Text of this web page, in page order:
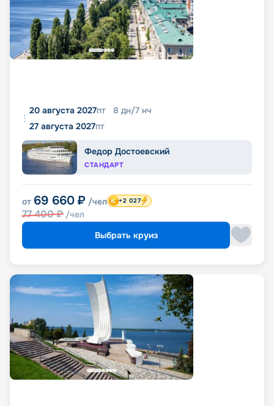
20 августа 2027пт 8 дн/7 нч
27 августа 2027пт
Федор Достоевский
СТАНДАРТ
от 69 660 ₽ /чел
77 400₽ /чел
+2 027
Выбрать круиз